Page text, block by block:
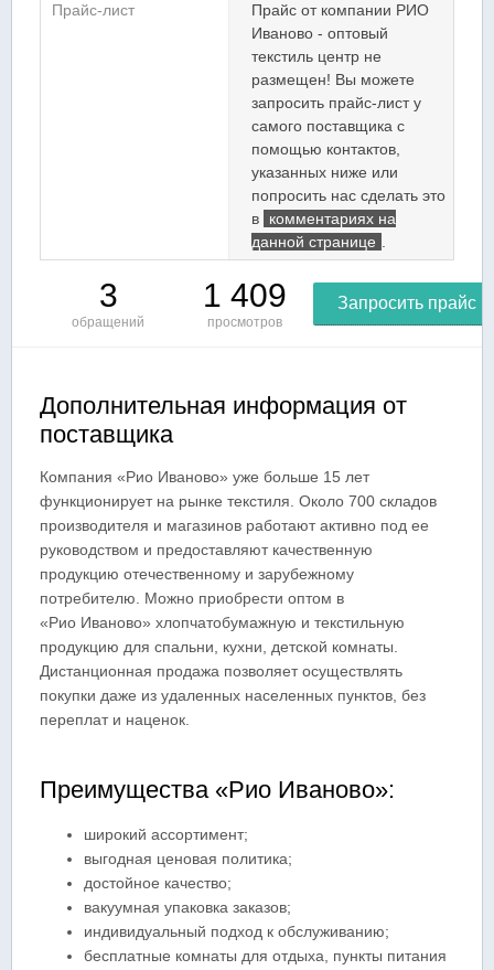
Прайс-лист
Прайс от компании РИО
Иваново - оптовый
текстиль центр не
размещен! Вы можете
запросить прайс-лист у
самого поставщика с
помощью контактов,
указанных ниже или
попросить нас сделать это
в
комментариях на
данной странице
3
обращений
1 409
просмотров
Запросить прайс
Дополнительная информация от
поставщика
Компания «Рио Иваново» уже больше 15 лет
функционирует на рынке текстиля. Около 700 складов
производителя и магазинов работают активно под ее
руководством и предоставляют качественную
продукцию отечественному и зарубежному
потребителю. Можно приобрести оптом в
«Рио Иваново» хлопчатобумажную и текстильную
продукцию для спальни, кухни, детской комнаты.
Дистанционная продажа позволяет осуществлять
покупки даже из удаленных населенных пунктов, без
переплат и наценок.
Преимущества «Рио Иваново»:
широкий ассортимент;
выгодная ценовая политика;
достойное качество;
вакуумная упаковка заказов;
индивидуальный подход к обслуживанию;
бесплатные комнаты для отдыха, пункты питания